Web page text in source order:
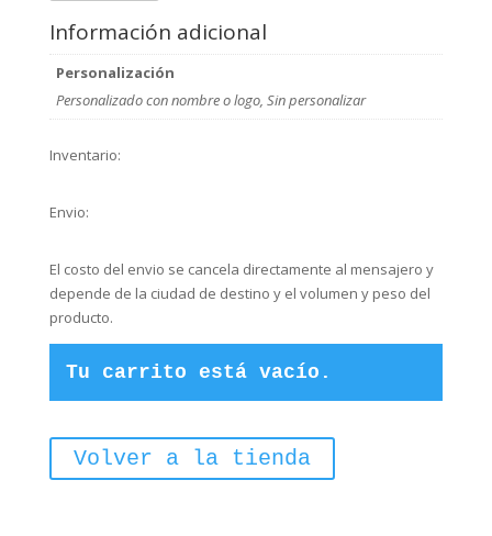
Información adicional
Personalización
Personalizado con nombre o logo, Sin personalizar
Inventario:
Envio:
El costo del envio se cancela directamente al mensajero y
depende de la ciudad de destino y el volumen y peso del
producto.
Tu carrito está vacío.
Volver a la tienda